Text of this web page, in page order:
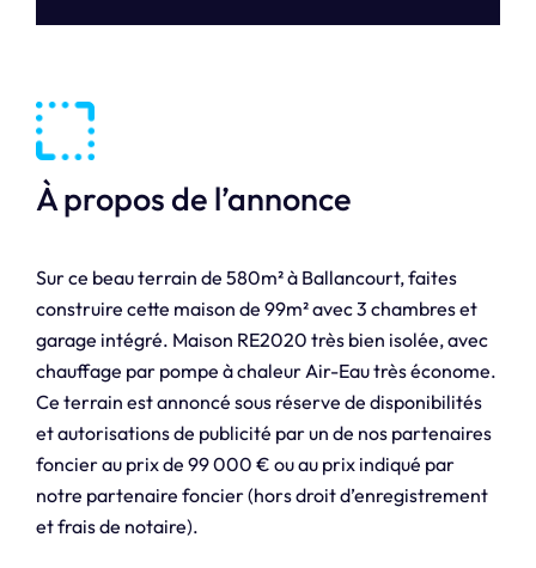
À propos de l’annonce
Sur ce beau terrain de 580m² à Ballancourt, faites
construire cette maison de 99m² avec 3 chambres et
garage intégré. Maison RE2020 très bien isolée, avec
chauffage par pompe à chaleur Air-Eau très économe.
Ce terrain est annoncé sous réserve de disponibilités
et autorisations de publicité par un de nos partenaires
foncier au prix de 99 000 € ou au prix indiqué par
notre partenaire foncier (hors droit d’enregistrement
et frais de notaire).